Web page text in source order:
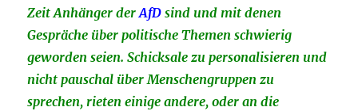
Zeit Anhänger derAfD sind und mit denen
Gespräche über politische Themen schwierig
geworden seien.Schicksale zu personalisieren und
nicht pauschal über Menschengruppen zu
sprechen, rieten einige andere, oder an die